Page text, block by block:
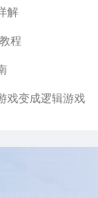
解
程
戏变成逻辑游戏